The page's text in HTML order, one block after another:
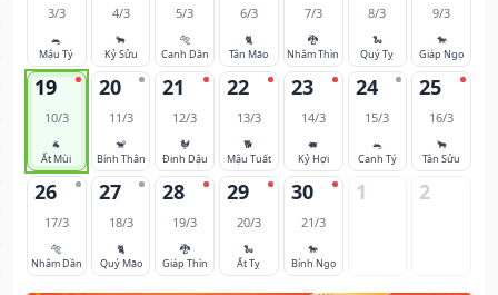
3/3
🐀
Mậu Tý
4/3
🐂
Kỷ Sửu
5/3
🐅
Canh Dần
6/3
🐈
Tân Mão
7/3
🐉
Nhâm Thìn
8/3
🐍
Quý Tỵ
9/3
🐎
Giáp Ngọ
19
10/3
🐐
Ất Mùi
20
11/3
🐒
Bính Thân
21
12/3
🐓
Đinh Dậu
22
13/3
🐕
Mậu Tuất
23
14/3
🐖
Kỷ Hợi
24
15/3
🐀
Canh Tý
25
16/3
🐂
Tân Sửu
26
17/3
🐅
Nhâm Dần
27
18/3
🐈
Quý Mão
28
19/3
🐉
Giáp Thìn
29
20/3
🐍
Ất Tỵ
30
21/3
🐎
Bính Ngọ
1 2